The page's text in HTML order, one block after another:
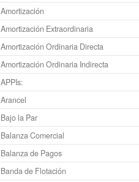
Amortización
Amortización Extraordinaria
Amortización Ordinaria Directa
Amortización Ordinaria Indirecta
APPIs:
Arancel
Bajo la Par
Balanza Comercial
Balanza de Pagos
Banda de Flotación